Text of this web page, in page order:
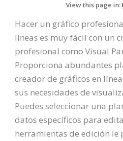
View this page in:
Hacer un gráfico
líneas es muy fácil con un
profesional como Visual
Proporciona abundantes
creador de gráficos en
sus necesidades de
Puedes seleccionar una
datos específicos para
herramientas de edición